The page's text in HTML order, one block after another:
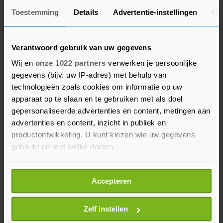
Toestemming Details Advertentie-instellingen
Verantwoord gebruik van uw gegevens
Wij en onze 1022 partners verwerken je persoonlijke
gegevens (bijv. uw IP-adres) met behulp van
technologieën zoals cookies om informatie op uw
apparaat op te slaan en te gebruiken met als doel
gepersonaliseerde advertenties en content, metingen aan
advertenties en content, inzicht in publiek en
productontwikkeling. U kunt kiezen wie uw gegevens
gebruikt en met welke doelen.
Als u het toestaat, willen we ook graag:
Informatie verzamelen over uw geografische
locatie, die tot een paar meter nauwkeurig kan zijn
Uw apparaat identificeren door het actief te
scannen op specifieke eigenschappen (fingerprinting)
Accepteren
Zelf instellen
nieuws naar buiten brengen. "Mogelijk komen wij
later ook nog met een aankondiging, maar daar
kan ik nu nog niks over zeggen." Ze raadt
klanten bij vragen aan om contact op te nemen
met de bank.
ING komt voor particuliere klanten niet met een
speciale regeling vanwege het coronavirus, maar
benadrukt consumenten al langer de
mogelijkheid te bieden om maatwerkoplossingen
te bespreken. Als klanten zich zorgen maken
over gemiste betalingen of het binnenkort niet
kunnen betalen van de hypotheeklasten, kunnen
zij altijd bij de bank aankloppen.